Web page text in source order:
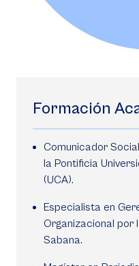
Formación
Comunicador
la Pontificia
(UCA).
Especialista en
Organizacional por
Sabana.